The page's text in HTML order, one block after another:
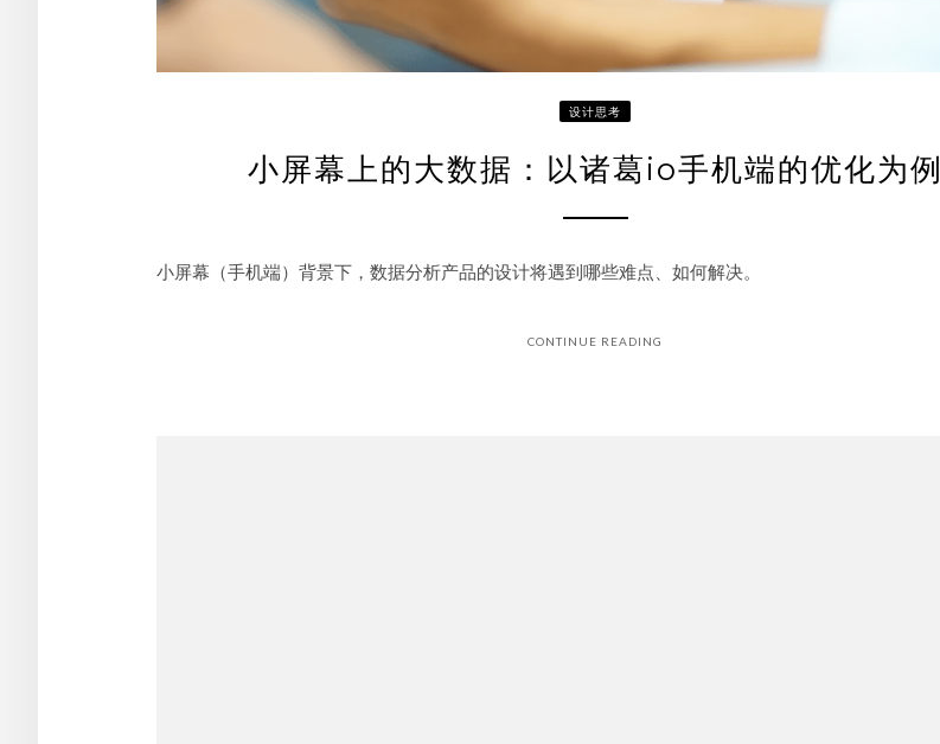
设计思考
小屏幕上的大数据：以诸葛io手机端的优化为例
小屏幕（手机端）背景下，数据分析产品的设计将遇到哪些难点、如何解决。
CONTINUE READING